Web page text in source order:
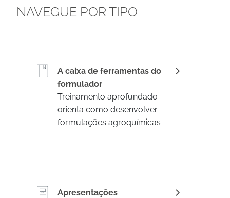
NAVEGUE POR TIPO
A caixa de ferramentas do
formulador
Treinamento aprofundado
orienta como desenvolver
formulações agroquímicas
Apresentações